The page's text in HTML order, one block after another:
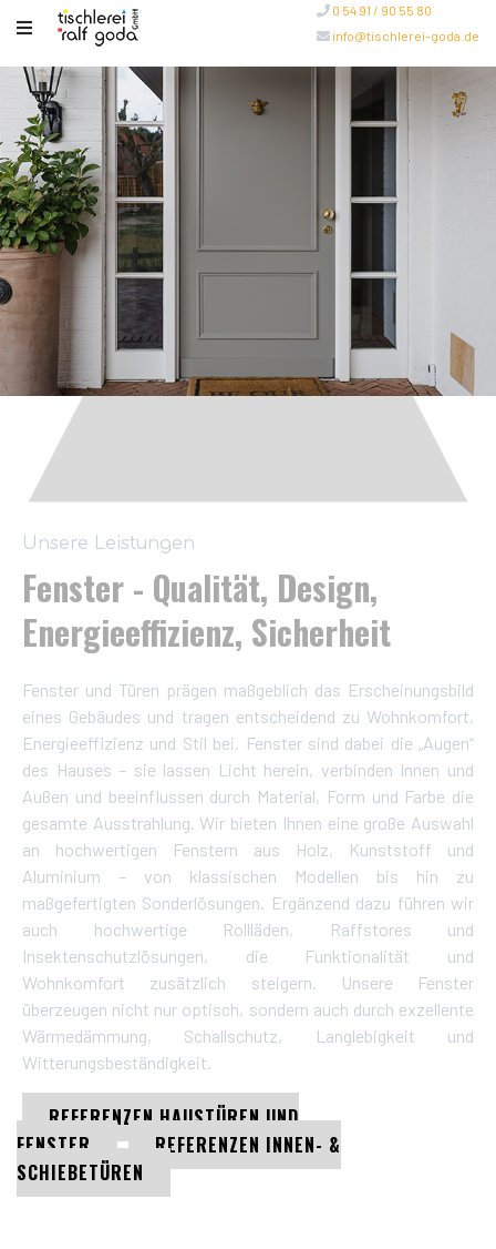
0 54 91 / 90 55 80
info@tischlerei-goda.de
Unsere Leistungen
Fenster - Qualität, Design,
Energieeffizienz, Sicherheit
Fenster und Türen prägen maßgeblich das Erscheinungsbild
eines Gebäudes und tragen entscheidend zu Wohnkomfort,
Energieeffizienz und Stil bei. Fenster sind dabei die „Augen“
des Hauses – sie lassen Licht herein, verbinden Innen und
Außen und beeinflussen durch Material, Form und Farbe die
gesamte Ausstrahlung. Wir bieten Ihnen eine große Auswahl
an hochwertigen Fenstern aus Holz, Kunststoff und
Aluminium – von klassischen Modellen bis hin zu
maßgefertigten Sonderlösungen. Ergänzend dazu führen wir
auch hochwertige Rollläden, Raffstores und
Insektenschutzlösungen, die Funktionalität und
Wohnkomfort zusätzlich steigern. Unsere Fenster
überzeugen nicht nur optisch, sondern auch durch exzellente
Wärmedämmung, Schallschutz, Langlebigkeit und
Witterungsbeständigkeit.
REFERENZEN HAUSTÜREN UND
FENSTER
REFERENZEN INNEN- &
SCHIEBETÜREN